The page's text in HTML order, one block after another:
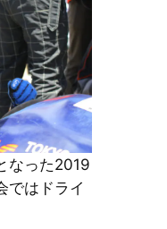
なった2019
ではドライ